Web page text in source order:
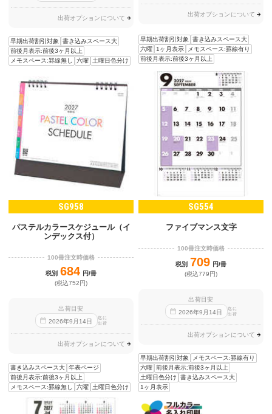
出荷オプションについて
早期出荷割引対象
書き込みスペース大
前後月表示:前後3ヶ月以上
メモスペース:罫線無し
六曜 土曜日色分け
出荷オプションについて
早期出荷割引対象
書き込みスペース大
六曜
1ヶ月表示
メモスペース:罫線有り
前後月表示:前後3ヶ月以上
SG958
パステルカラースケジュール（イ
ンデックス付）
100冊注文時価格
税別 684 円/冊
(税込752円)
出荷目安
2026年9 月14日
迄に
出荷
出荷オプションについて
書き込みスペース大 年表ページ
前後月表示:前後3ヶ月以上
メモスペース:罫線無し
六曜 土曜日色分け
SG554
ファイブマンス文字
100冊注文時価格
税別 709 円/冊
(税込779円)
出荷目安
2026年9 月 14日
迄に
出荷
出荷オプションについて
早期出荷割引対象
メモスペース:罫線有り
六曜 前後月表示:前後3ヶ月以上
土曜日色分け
書き込みスペース大
1ヶ月表示